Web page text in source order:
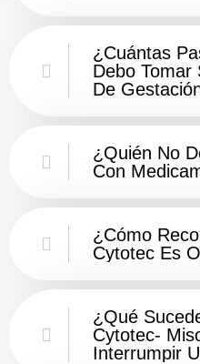
¿Cuántas
Debo Tomar
De
¿Quién No
Con
¿Cómo
Cytotec Es
¿Qué
Cytotec-
Interrumpir